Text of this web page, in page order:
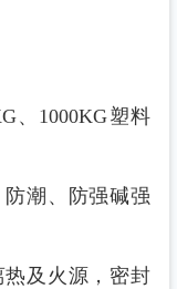
、1000KG塑料
潮、防强碱强
及火源，密封